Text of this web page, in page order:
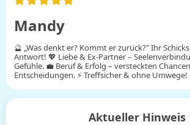
Mandy
🔮 „Was denkt er? Kommt er zurück?" Ihr
Antwort! 💖 Liebe & Ex-Partner –
Gefühle. 💼 Beruf & Erfolg – versteckten
Entscheidungen. ⚡ Treffsicher & ohne Umwege!
Aktueller Hinweis